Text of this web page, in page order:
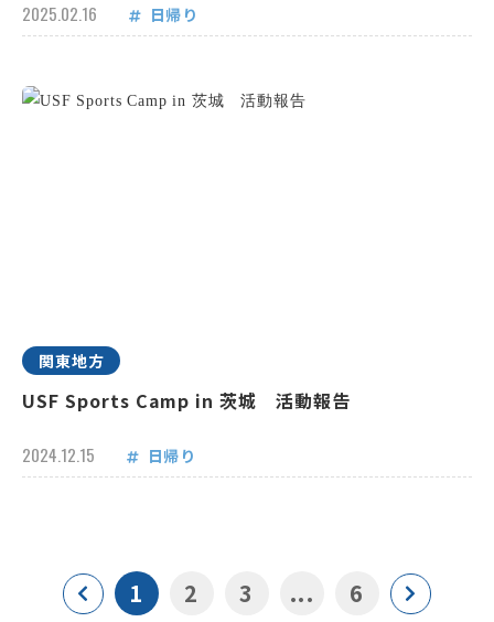
2025.02.16 日帰り
関東地方
USF Sports Camp in 茨城 活動報告
2024.12.15 日帰り
1 2 3 ... 6